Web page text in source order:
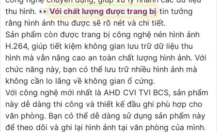
thu hình. ️👀Với chất lượng được trang bị tin tưởng
rằng hình ảnh thu được sẽ rõ nét và chi tiết.
Sản phẩm còn được trang bị công nghệ nén hình ảnh
H.264, giúp tiết kiệm không gian lưu trữ dữ liệu thu
hình mà vẫn nâng cao an toàn chất lượng hình ảnh. Với
chức năng này, bạn có thể lưu trữ nhiều hình ảnh mà
không cần lo lắng về không gian ổ cứng.
Với công nghệ mới nhất là AHD CVI TVI BCS, sản phẩm
này dễ dàng thi công và thiết kế đầu ghi phù hợp cho
văn phòng. Bạn có thể dễ dàng sử dụng sản phẩm này
để theo dõi và ghi lại hình ảnh tại văn phòng của mình.